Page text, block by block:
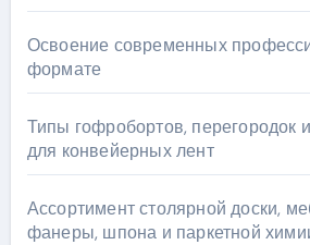
Освоение современных
формате
Типы гофробортов, перегородок
для конвейерных лент
Ассортимент столярной доски,
фанеры, шпона и паркетной